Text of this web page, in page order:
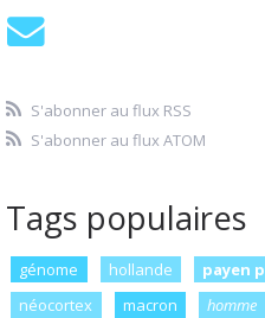
S'abonner au flux RSS
S'abonner au flux ATOM
Tags populaires
génome hollande payen
néocortex
macron homme